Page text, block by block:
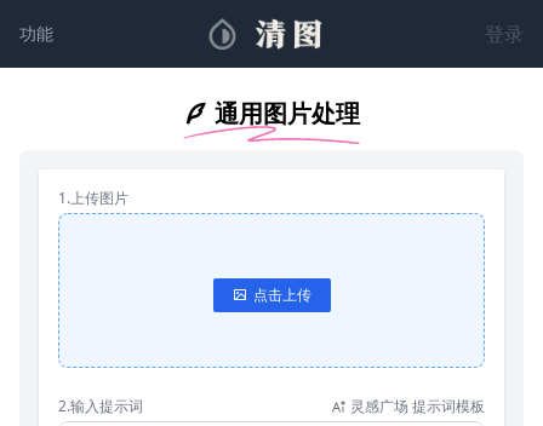
功能 登录
通用图片处理
1.上传图片
点击上传
2.输入提示词 灵感广场 提示词模板